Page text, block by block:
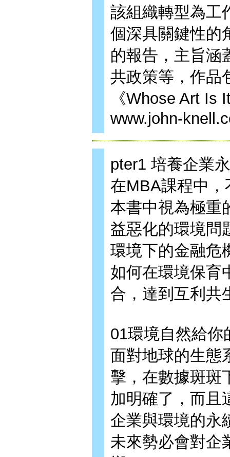
該組織轉型為工
個深具關鍵性的
的報告，主旨涵
共政策等，作品
《Whose Art Is
www.john-
pter1 培養企業
在MBA課程中
本書中視為極重
益惡化的環境問
環境下的金融危
如何在環境保育
合，達到互利共
01環境自然給你
面對地球的生態
擊，在數據斑斑
加明確了，而且
企業與環境的永
未來勢必會對企